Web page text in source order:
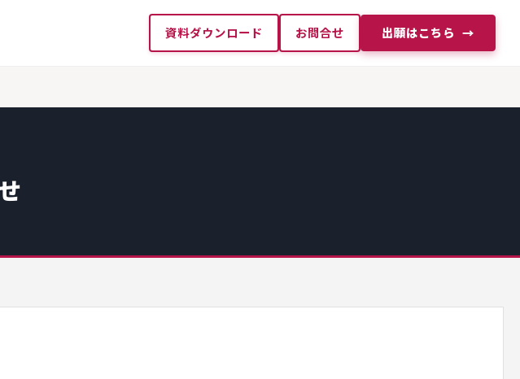
資料ダウンロード お問合せ 出願はこちら →